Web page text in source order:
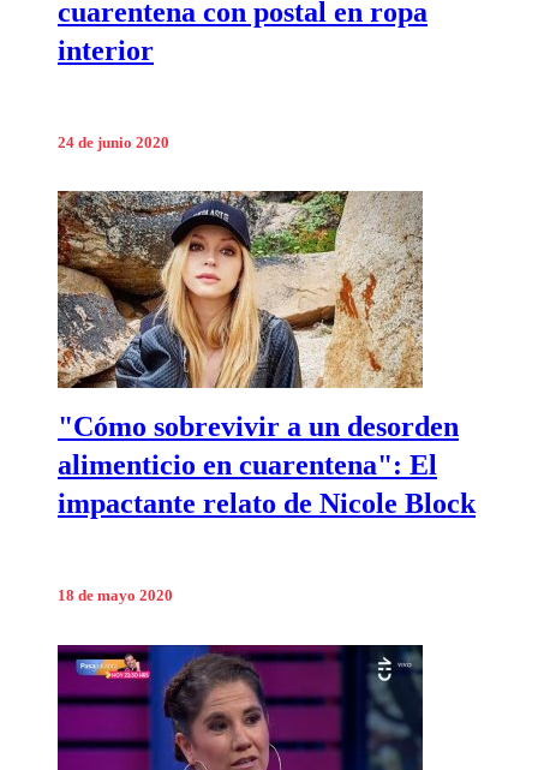
cuarentena con postal en ropa
interior
24 de junio 2020
"Cómo sobrevivir a un desorden
alimenticio en cuarentena": El
impactante relato de Nicole Block
18 de mayo 2020